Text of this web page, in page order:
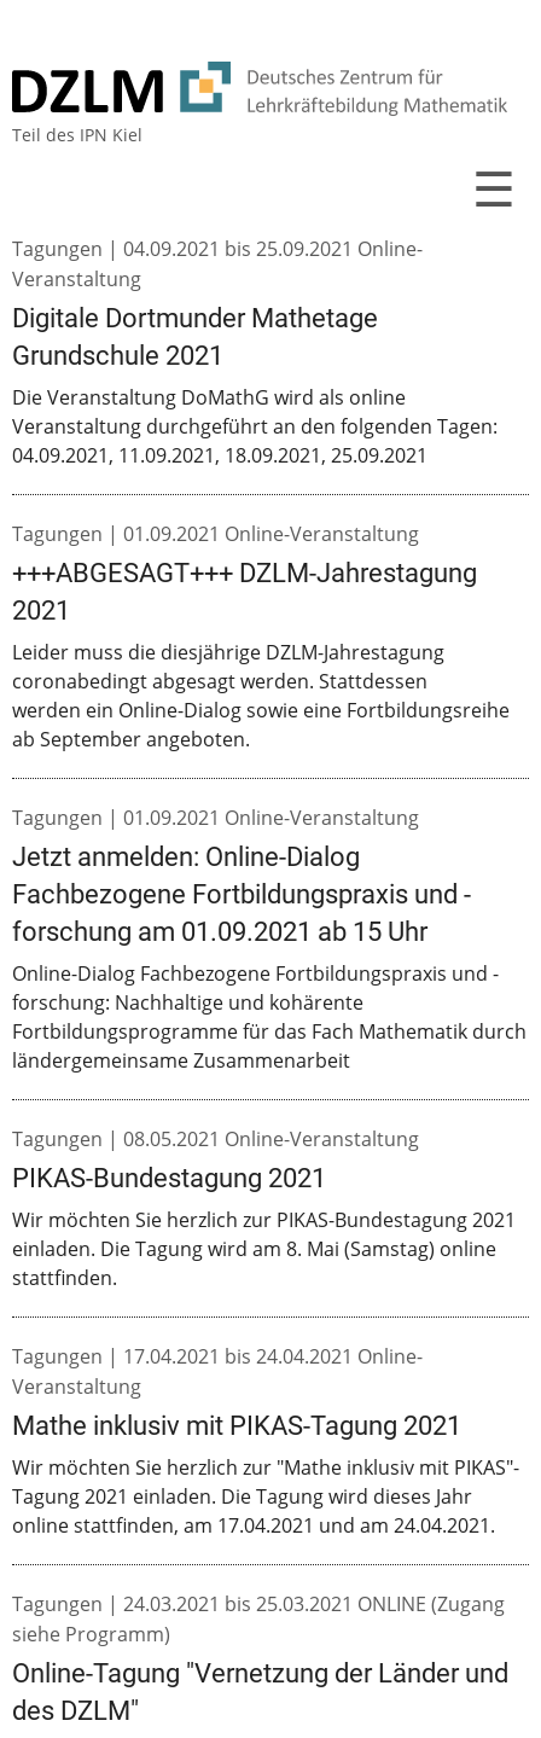
Teil des IPN Kiel
☰
Tagungen | 04.09.2021 bis 25.09.2021 Online-
Veranstaltung
Digitale Dortmunder Mathetage
Grundschule 2021
Die Veranstaltung DoMathG wird als online
Veranstaltung durchgeführt an den folgenden Tagen:
04.09.2021, 11.09.2021, 18.09.2021, 25.09.2021
Tagungen | 01.09.2021 Online-Veranstaltung
+++ABGESAGT+++ DZLM-Jahrestagung
2021
Leider muss die diesjährige DZLM-Jahrestagung
coronabedingt abgesagt werden. Stattdessen
werden ein Online-Dialog sowie eine Fortbildungsreihe
ab September angeboten.
Tagungen | 01.09.2021 Online-Veranstaltung
Jetzt anmelden: Online-Dialog
Fachbezogene Fortbildungspraxis und -
forschung am 01.09.2021 ab 15 Uhr
Online-Dialog Fachbezogene Fortbildungspraxis und -
forschung: Nachhaltige und kohärente
Fortbildungsprogramme für das Fach Mathematik durch
ländergemeinsame Zusammenarbeit
Tagungen | 08.05.2021 Online-Veranstaltung
PIKAS-Bundestagung 2021
Wir möchten Sie herzlich zur PIKAS-Bundestagung 2021
einladen. Die Tagung wird am 8. Mai (Samstag) online
stattfinden.
Tagungen | 17.04.2021 bis 24.04.2021 Online-
Veranstaltung
Mathe inklusiv mit PIKAS-Tagung 2021
Wir möchten Sie herzlich zur "Mathe inklusiv mit PIKAS"-
Tagung 2021 einladen. Die Tagung wird dieses Jahr
online stattfinden, am 17.04.2021 und am 24.04.2021.
Tagungen | 24.03.2021 bis 25.03.2021 ONLINE (Zugang
siehe Programm)
Online-Tagung "Vernetzung der Länder und
des DZLM"